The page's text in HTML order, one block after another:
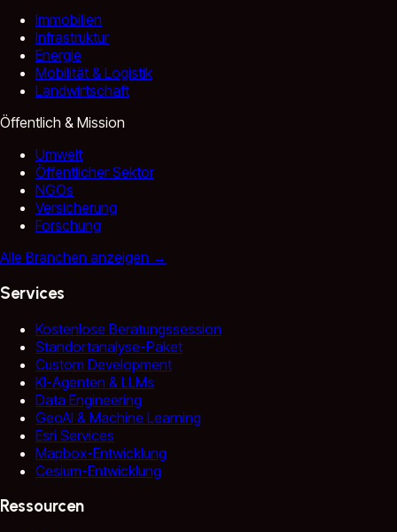
Immobilien
Infrastruktur
Energie
Mobilität & Logistik
Landwirtschaft
Öffentlich & Mission
Umwelt
Öffentlicher Sektor
NGOs
Versicherung
Forschung
Alle Branchen anzeigen →
Services
Kostenlose Beratungssession
Standortanalyse-Paket
Custom Development
KI-Agenten & LLMs
Data Engineering
GeoAI & Machine Learning
Esri Services
Mapbox-Entwicklung
Cesium-Entwicklung
Ressourcen